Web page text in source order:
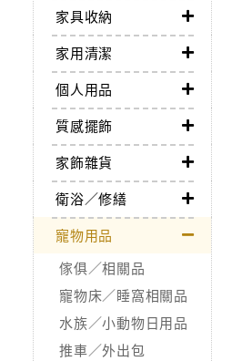
家具收納
家用清潔
個人用品
質感擺飾
家飾雜貨
衛浴／修繕
寵物用品
傢俱／相關品
寵物床／睡窩相關品
水族／小動物日用品
推車／外出包